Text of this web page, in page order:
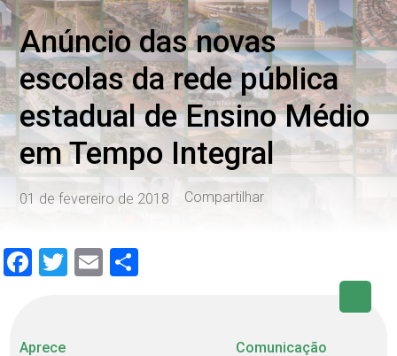
Anúncio das novas
escolas da rede pública
estadual de Ensino Médio
em Tempo Integral
01 de fevereiro de 2018 Compartilhar
Facebook
Twitter
Email
Aprece Comunicação